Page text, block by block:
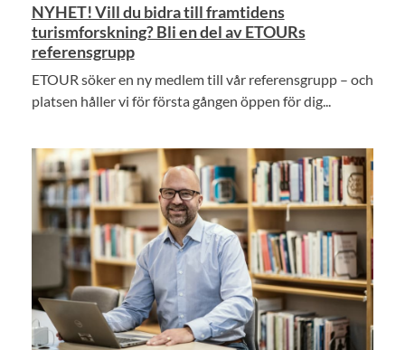
NYHET! Vill du bidra till framtidens
turismforskning? Bli en del av ETOURs
referensgrupp
ETOUR söker en ny medlem till vår referensgrupp – och
platsen håller vi för första gången öppen för dig...